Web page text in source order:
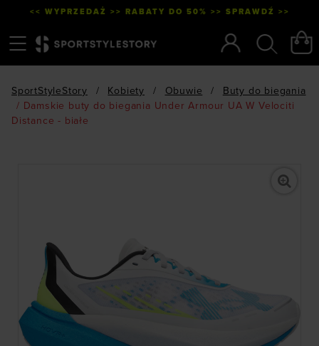
<< WYPRZEDAŻ >> RABATY DO 50% >> SPRAWDŹ >>
SportStyleStory / Kobiety / Obuwie /
Buty do biegania
/ Damskie buty do biegania Under Armour UA W Velociti
Distance - białe